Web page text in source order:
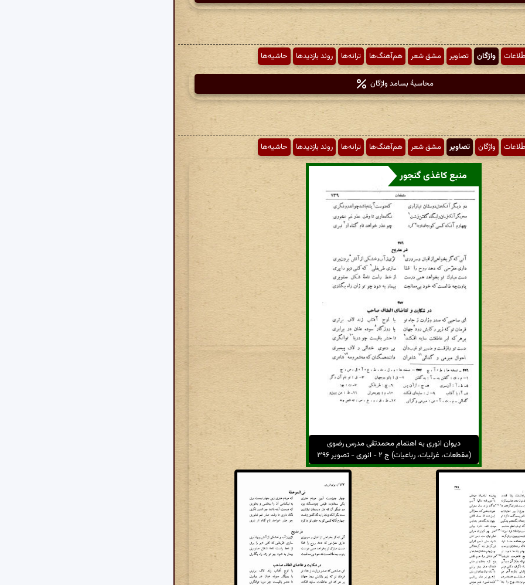
واژگان تصاویر مشق شعر هم‌آهنگ‌ها ترانه‌ها روند بازدیدها حاشیه‌ها
محاسبهٔ بسامد واژگان
واژگان تصاویر مشق شعر هم‌آهنگ‌ها ترانه‌ها روند بازدیدها حاشیه‌ها
منبع کاغذی گنجور
دیوان انوری به اهتمام محمدتقی مدرس رضوی
(مقطعات، غزلیات، رباعیات) ج ۲ - انوری - تصویر ۳۹۶